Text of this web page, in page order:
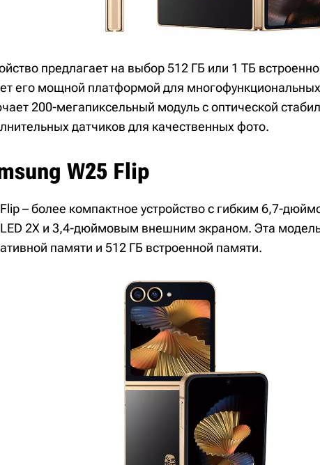
предлагает на выбор 512 ГБ или 1 ТБ
его мощной платформой для
200-мегапиксельный модуль с оптической
датчиков для качественных фото.
W25 Flip
– более компактное устройство с гибким 6,7-
2X и 3,4-дюймовым внешним экраном. Эта
памяти и 512 ГБ встроенной памяти.